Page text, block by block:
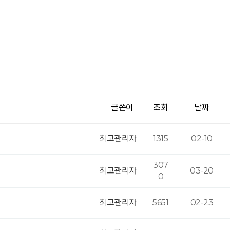
글쓴이 조회 날짜
최고관리자 1315 02-10
최고관리자
307
0
03-20
최고관리자 5651 02-23